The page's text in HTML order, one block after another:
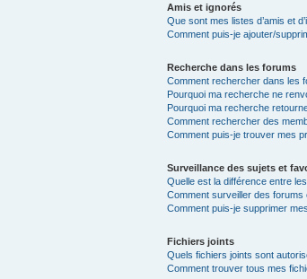
Amis et ignorés
Que sont mes listes d’amis et
Comment puis-je ajouter/
Recherche dans les forums
Comment rechercher dans les
Pourquoi ma recherche ne
Pourquoi ma recherche
Comment rechercher des
Comment puis-je trouver mes
Surveillance des sujets et
Quelle est la différence entre
Comment surveiller des forums
Comment puis-je supprimer
Fichiers joints
Quels fichiers joints sont
Comment trouver tous mes